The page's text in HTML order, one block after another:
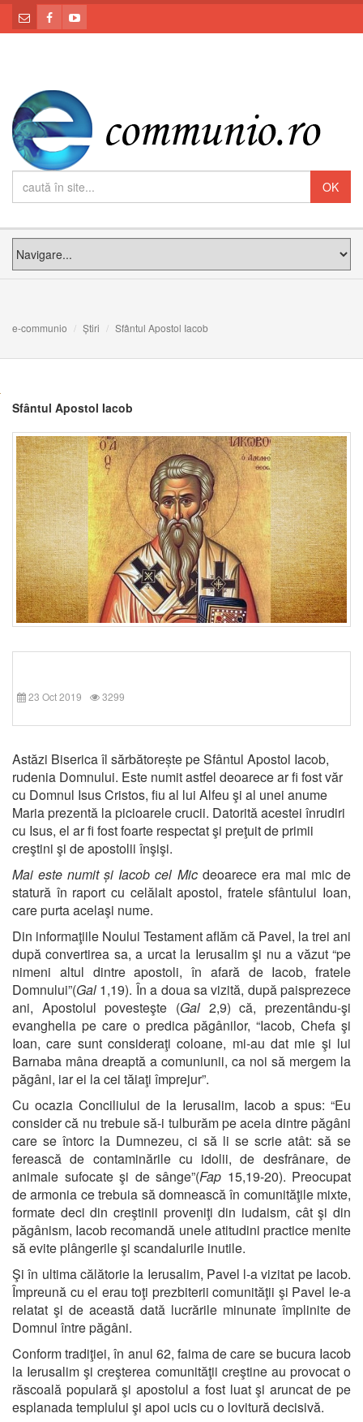
e-communio Știri Sfântul Apostol Iacob
Sfântul Apostol Iacob
23 Oct 2019 3299
Astăzi Biserica îl sărbătorește pe Sfântul Apostol Iacob,
rudenia Domnului. Este numit astfel deoarece ar fi fost văr
cu Domnul Isus Cristos, fiu al lui Alfeu şi al unei anume
Maria prezentă la picioarele crucii. Datorită acestei înrudiri
cu Isus, el ar fi fost foarte respectat şi preţuit de primii
creştini şi de apostolii înşişi.
Mai este numit și Iacob cel Micdeoarece era mai mic de
statură în raport cu celălalt apostol, fratele sfântului Ioan,
care purta acelaşi nume.
Din informaţiile Noului Testament aflăm că Pavel, la trei ani
după convertirea sa, a urcat la Ierusalim şi nu a văzut “pe
nimeni altul dintre apostoli, în afară de Iacob, fratele
Domnului”(Gal 1,19). În a doua sa vizită, după paisprezece
ani, Apostolul povesteşte (Gal 2,9) că, prezentându-şi
evanghelia pe care o predica păgânilor, “Iacob, Chefa şi
Ioan, care sunt consideraţi coloane, mi-au dat mie şi lui
Barnaba mâna dreaptă a comuniunii, ca noi să mergem la
păgâni, iar ei la cei tăiaţi împrejur”.
Cu ocazia Conciliului de la Ierusalim, Iacob a spus: “Eu
consider că nu trebuie să-i tulburăm pe aceia dintre păgâni
care se întorc la Dumnezeu, ci să li se scrie atât: să se
ferească de contaminările cu idolii, de desfrânare, de
animale sufocate şi de sânge”(Fap 15,19-20). Preocupat
de armonia ce trebuia să domnească în comunităţile mixte,
formate deci din creştinii proveniţi din iudaism, cât şi din
păgânism, Iacob recomandă unele atitudini practice menite
să evite plângerile şi scandalurile inutile.
Şi în ultima călătorie la Ierusalim, Pavel l-a vizitat pe Iacob.
Împreună cu el erau toţi prezbiterii comunităţii şi Pavel le-a
relatat şi de această dată lucrările minunate împlinite de
Domnul între păgâni.
Conform tradiţiei, în anul 62, faima de care se bucura Iacob
la Ierusalim şi creşterea comunităţii creştine au provocat o
răscoală populară şi apostolul a fost luat şi aruncat de pe
esplanada templului şi apoi ucis cu o lovitură decisivă.